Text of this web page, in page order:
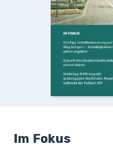
Im Fokus